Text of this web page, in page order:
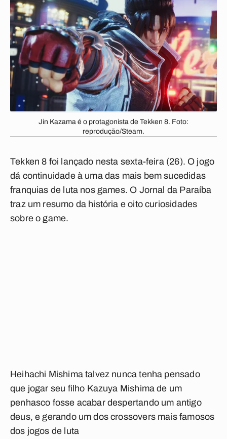
Jin Kazama é o protagonista de Tekken 8. Foto:
reprodução/Steam.
Tekken 8 foi lançado nesta sexta-feira (26). O jogo
dá continuidade à uma das mais bem sucedidas
franquias de luta nos games. O Jornal da Paraíba
traz um resumo da história e oito curiosidades
sobre o game.
Heihachi Mishima talvez nunca tenha pensado
que jogar seu filho Kazuya Mishima de um
penhasco fosse acabar despertando um antigo
deus, e gerando um dos crossovers mais famosos
dos jogos de luta